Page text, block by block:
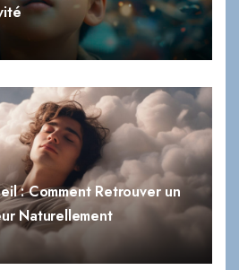
: Comment Retrouver un
Naturellement